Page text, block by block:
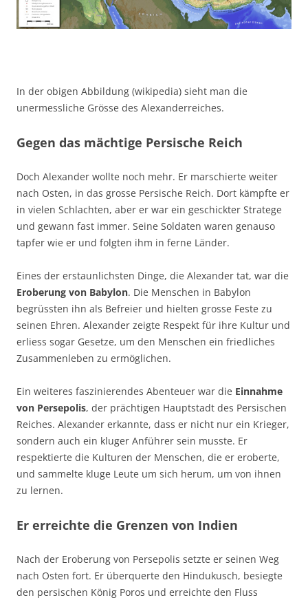
In der obigen Abbildung (wikipedia) sieht man die
unermessliche Grösse des Alexanderreiches.
Gegen das mächtige Persische Reich
Doch Alexander wollte noch mehr. Er marschierte weiter
nach Osten, in das grosse Persische Reich. Dort kämpfte er
in vielen Schlachten, aber er war ein geschickter Stratege
und gewann fast immer. Seine Soldaten waren genauso
tapfer wie er und folgten ihm in ferne Länder.
Eines der erstaunlichsten Dinge, die Alexander tat, war die
Eroberung von Babylon. Die Menschen in Babylon
begrüssten ihn als Befreier und hielten grosse Feste zu
seinen Ehren. Alexander zeigte Respekt für ihre Kultur und
erliess sogar Gesetze, um den Menschen ein friedliches
Zusammenleben zu ermöglichen.
Ein weiteres faszinierendes Abenteuer war die Einnahme
von Persepolis, der prächtigen Hauptstadt des Persischen
Reiches. Alexander erkannte, dass er nicht nur ein Krieger,
sondern auch ein kluger Anführer sein musste. Er
respektierte die Kulturen der Menschen, die er eroberte,
und sammelte kluge Leute um sich herum, um von ihnen
zu lernen.
Er erreichte die Grenzen von Indien
Nach der Eroberung von Persepolis setzte er seinen Weg
nach Osten fort. Er überquerte den Hindukusch, besiegte
den persischen König Poros und erreichte den Fluss